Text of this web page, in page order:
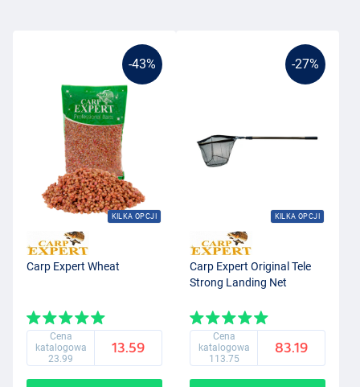
-43%
KILKA OPCJI
Carp Expert Wheat
Cena
katalogowa
23.99
13.59
-27%
KILKA OPCJI
Carp Expert Original Tele
Strong Landing Net
Cena
katalogowa
113.75
83.19